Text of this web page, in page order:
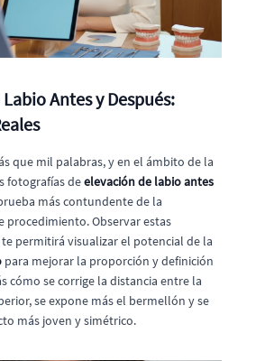
Antes y Después:
que mil palabras, y en el ámbito de la
fotografías deelevación de labio antes
más contundente de la
procedimiento. Observar estas
permitirá visualizar el potencial de la
para mejorar la proporción y definición
cómo se corrige la distancia entre la
se expone más el bermellón y se
más joven y simétrico.